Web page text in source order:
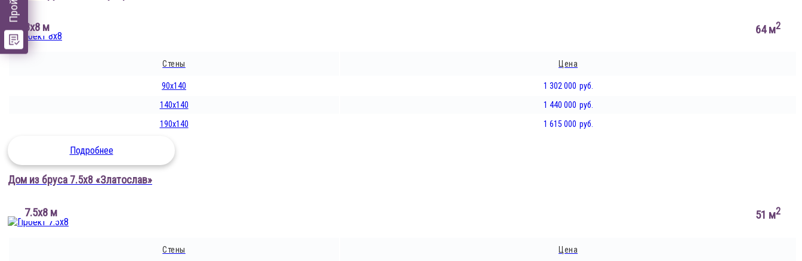
8х8 м 64 м2
Стены Цена
90x140 1 302 000 руб.
140x140
1 440 000 руб.
190x140
1 615 000 руб.
Подробнее
Дом из бруса 7.5х8 «Златослав»
7.5х8 м 51 м2
Стены Цена